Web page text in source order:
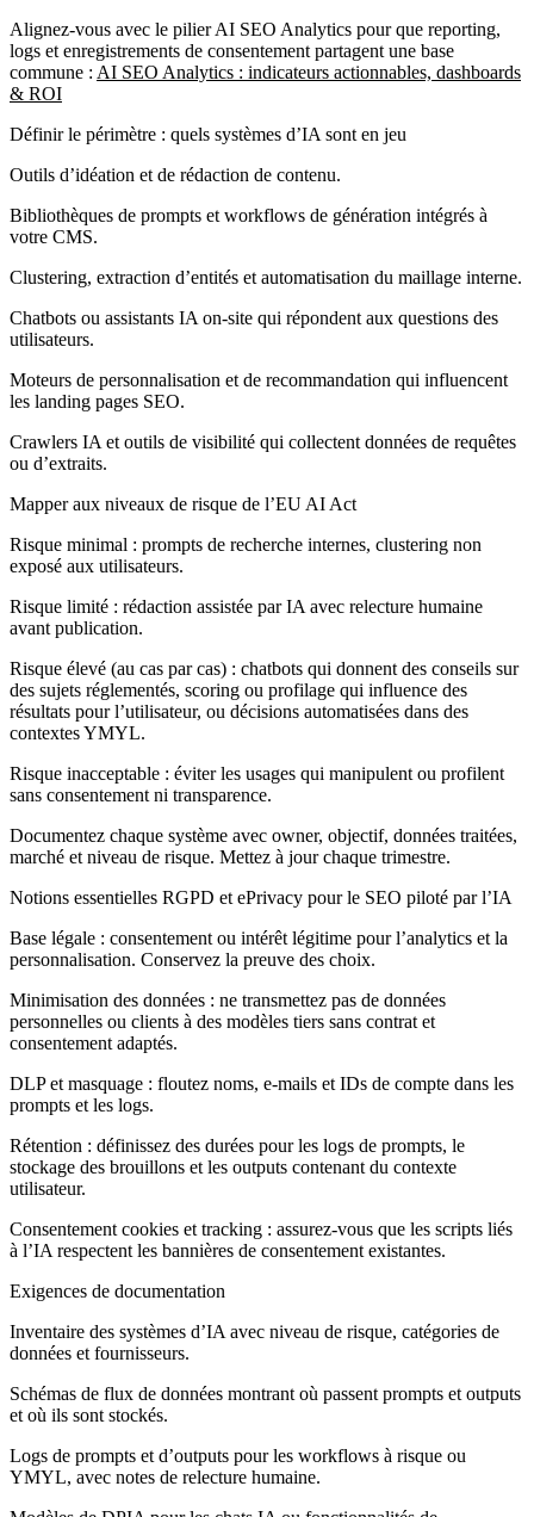
Alignez-vous avec le pilier AI SEO Analytics pour que reporting,
logs et enregistrements de consentement partagent une base
commune : AI SEO Analytics : indicateurs actionnables, dashboards
& ROI
Définir le périmètre : quels systèmes d’IA sont en jeu
Outils d’idéation et de rédaction de contenu.
Bibliothèques de prompts et workflows de génération intégrés à
votre CMS.
Clustering, extraction d’entités et automatisation du maillage interne.
Chatbots ou assistants IA on-site qui répondent aux questions des
utilisateurs.
Moteurs de personnalisation et de recommandation qui influencent
les landing pages SEO.
Crawlers IA et outils de visibilité qui collectent données de requêtes
ou d’extraits.
Mapper aux niveaux de risque de l’EU AI Act
Risque minimal : prompts de recherche internes, clustering non
exposé aux utilisateurs.
Risque limité : rédaction assistée par IA avec relecture humaine
avant publication.
Risque élevé (au cas par cas) : chatbots qui donnent des conseils sur
des sujets réglementés, scoring ou profilage qui influence des
résultats pour l’utilisateur, ou décisions automatisées dans des
contextes YMYL.
Risque inacceptable : éviter les usages qui manipulent ou profilent
sans consentement ni transparence.
Documentez chaque système avec owner, objectif, données traitées,
marché et niveau de risque. Mettez à jour chaque trimestre.
Notions essentielles RGPD et ePrivacy pour le SEO piloté par l’IA
Base légale : consentement ou intérêt légitime pour l’analytics et la
personnalisation. Conservez la preuve des choix.
Minimisation des données : ne transmettez pas de données
personnelles ou clients à des modèles tiers sans contrat et
consentement adaptés.
DLP et masquage : floutez noms, e‑mails et IDs de compte dans les
prompts et les logs.
Rétention : définissez des durées pour les logs de prompts, le
stockage des brouillons et les outputs contenant du contexte
utilisateur.
Consentement cookies et tracking : assurez-vous que les scripts liés
à l’IA respectent les bannières de consentement existantes.
Exigences de documentation
Inventaire des systèmes d’IA avec niveau de risque, catégories de
données et fournisseurs.
Schémas de flux de données montrant où passent prompts et outputs
et où ils sont stockés.
Logs de prompts et d’outputs pour les workflows à risque ou
YMYL, avec notes de relecture humaine.